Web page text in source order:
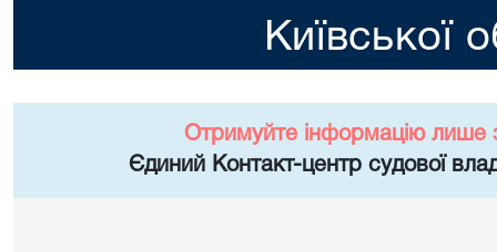
Київської
Отримуйте інформацію лише
Єдиний Контакт-центр судової